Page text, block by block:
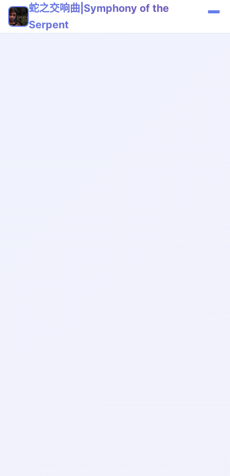
蛇之交响曲|Symphony of the
Serpent